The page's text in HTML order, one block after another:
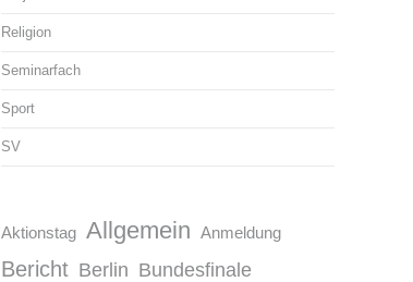
Religion
Seminarfach
Sport
SV
Aktionstag Allgemein Anmeldung
Bericht Berlin Bundesfinale